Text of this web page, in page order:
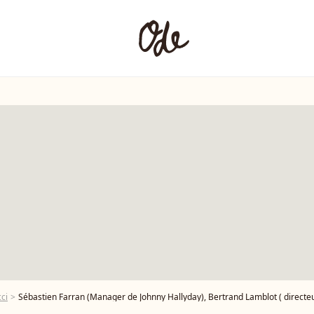
Sébastien Farran (Manager de Johnny Hallyday), Bertrand Lamblot ( directeur artistique du label Warner) Rose-Hélène Chassagne (Directrice Générale du label Warner), Maxim Nucci (compositeur et réalisateur), Thierry Chassagne (Président Warner Music France) lors de la conférence